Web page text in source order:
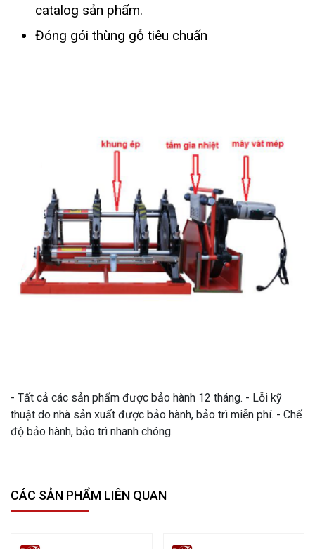
catalog sản phẩm.
Đóng gói thùng gỗ tiêu chuẩn
- Tất cả các sản phẩm được bảo hành 12 tháng. - Lỗi kỹ
thuật do nhà sản xuất được bảo hành, bảo trì miễn phí. - Chế
độ bảo hành, bảo trì nhanh chóng.
CÁC SẢN PHẨM LIÊN QUAN